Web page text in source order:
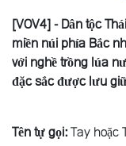
[VOV4] - Dân tộc
miền núi phía Bắc
với nghề trồng lúa
đặc sắc được lưu
Tên tự gọi:Tay hoặc